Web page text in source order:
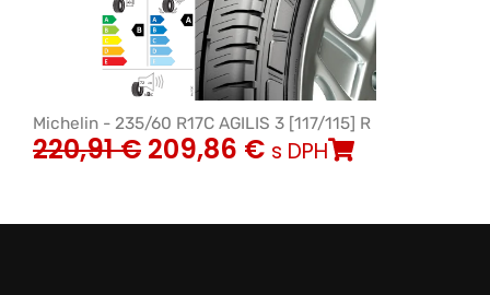
Michelin - 235/60 R17C AGILIS 3 [117/115] R
220,91€ 209,86 € s DPH